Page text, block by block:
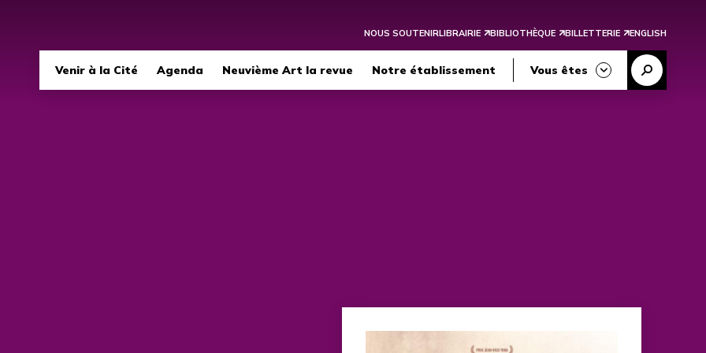
NOUS SOUTENIRLIBRAIRIE BIBLIOTHÈQUE BILLETTERIE ENGLISH
principale
Venir à la Cité Agenda Neuvième Art la revue Notre établissement Vous êtes